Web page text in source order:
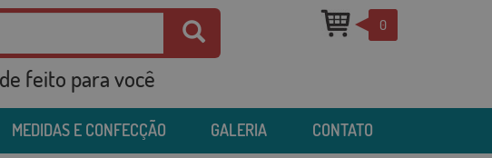
feito para você
0
MEDIDAS E CONFECÇÃO GALERIA CONTATO